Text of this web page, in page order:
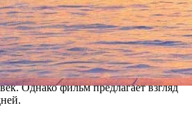
фоторепортаж
русских киностудиях»
под рабочим названием «Невский
что история связана местом,
войны героически
Однако фильм предлагает взгляд